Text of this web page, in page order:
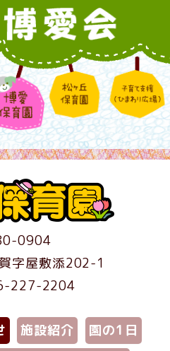
0904
字屋敷添202-1
227-2204
施設紹介
園の1日